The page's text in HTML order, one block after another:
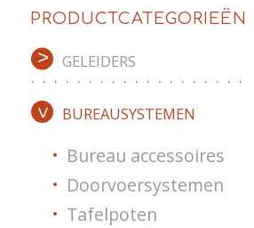
PRODUCTCATEGORIEËN
GELEIDERS
BUREAUSYSTEMEN
Bureau accessoires
Doorvoersystemen
Tafelpoten